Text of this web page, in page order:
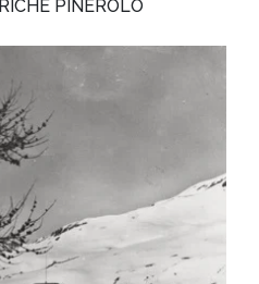
PINEROLO